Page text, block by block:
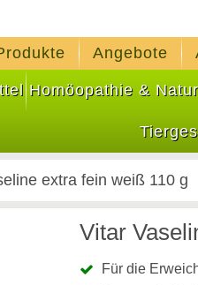
Angebote
Homöopathie &
extra fein weiß 110 g
Vitar
Für die